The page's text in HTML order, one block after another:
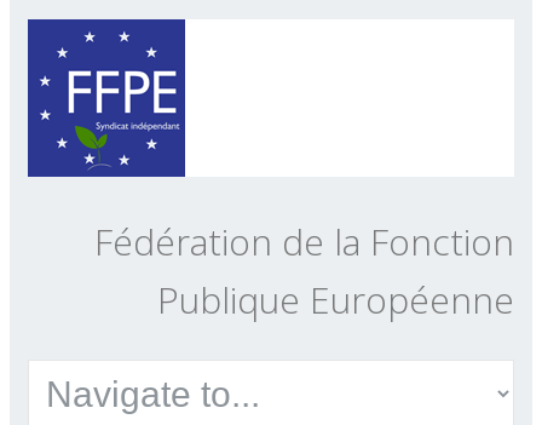
Fédération de la Fonction
Publique Européenne